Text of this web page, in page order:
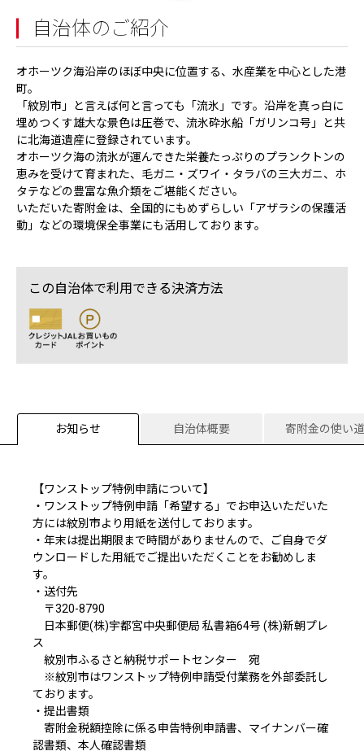
自治体のご紹介
オホーツク海沿岸のほぼ中央に位置する、水産業を中心とした港
町。
「紋別市」と言えば何と言っても「流氷」です。沿岸を真っ白に
埋めつくす雄大な景色は圧巻で、流氷砕氷船「ガリンコ号」と共
に北海道遺産に登録されています。
オホーツク海の流氷が運んできた栄養たっぷりのプランクトンの
恵みを受けて育まれた、毛ガニ・ズワイ・タラバの三大ガニ、ホ
タテなどの豊富な魚介類をご堪能ください。
いただいた寄附金は、全国的にもめずらしい「アザラシの保護活
動」などの環境保全事業にも活用しております。
この自治体で利用できる決済方法
お知らせ 自治体概要 寄附金の使い道
【ワンストップ特例申請について】
・ワンストップ特例申請「希望する」でお申込いただいた
方には紋別市より用紙を送付しております。
・年末は提出期限まで時間がありませんので、ご自身でダ
ウンロードした用紙でご提出いただくことをお勧めしま
す。
・送付先
〒320-8790
日本郵便(株)宇都宮中央郵便局 私書箱64号 (株)新朝プレ
ス
紋別市ふるさと納税サポートセンター 宛
※紋別市はワンストップ特例申請受付業務を外部委託し
ております。
・提出書類
寄附金税額控除に係る申告特例申請書、マイナンバー確
認書類、本人確認書類